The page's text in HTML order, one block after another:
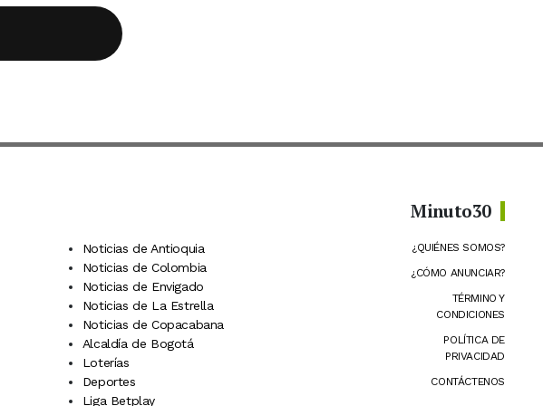
Noticias de Antioquia
Noticias de Colombia
Noticias de Envigado
Noticias de La Estrella
Noticias de Copacabana
Alcaldía de Bogotá
Loterías
Deportes
Liga Betplay
Minuto30
¿QUIÉNES SOMOS?
¿CÓMO ANUNCIAR?
TÉRMINO Y
CONDICIONES
POLÍTICA DE
PRIVACIDAD
CONTÁCTENOS